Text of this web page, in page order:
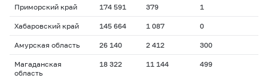
Приморский край 174 591 379 1
Хабаровский край 145 664 1 087 0
Амурская область 26 140 2 412 300
Магаданская
область
18 322 11 144 499